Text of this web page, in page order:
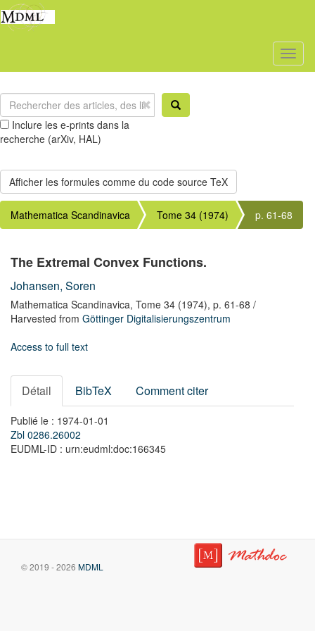
Inclure les e-prints dans la
recherche (arXiv, HAL)
Mathematica Scandinavica Tome 34 (1974) p. 61-68
The Extremal Convex Functions.
Johansen, Soren
Mathematica Scandinavica, Tome 34 (1974), p. 61-68 /
Harvested from Göttinger Digitalisierungszentrum
Access to full text
Détail BibTeX Comment citer
Publié le : 1974-01-01
Zbl 0286.26002
EUDML-ID : urn:eudml:doc:166345
© 2019 - 2026 MDML